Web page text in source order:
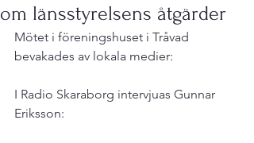
om länsstyrelsens åtgärder
Mötet i föreningshuset i Tråvad
bevakades av lokala medier:
I Radio Skaraborg intervjuas Gunnar
Eriksson: